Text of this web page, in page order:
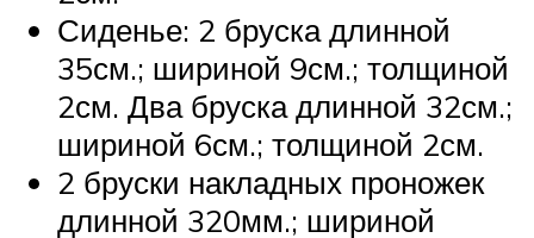
Сиденье: 2 бруска длинной
35см.; шириной 9см.; толщиной
2см. Два бруска длинной 32см.;
шириной 6см.; толщиной 2см.
2 бруски накладных проножек
длинной 320мм.; шириной